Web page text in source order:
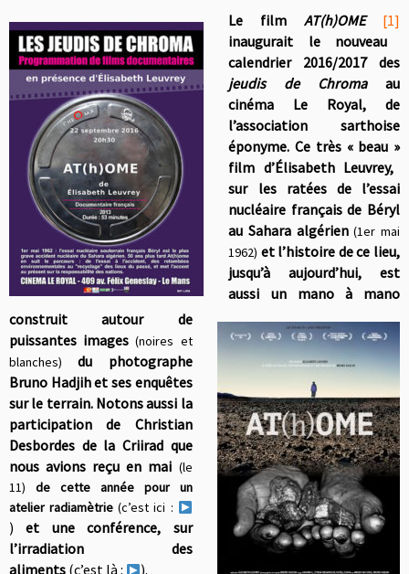
Le filmAT(h)OME [1]
inaugurait le nouveau
calendrier 2016/2017 des
jeudis de Chromaau
cinéma Le Royal, de
l’association sarthoise
éponyme. Ce très «beau »
film d’Élisabeth Leuvrey,
sur les ratées de l’essai
nucléaire français de Béryl
au Sahara algérien(1er mai
1962) et l’histoire de ce lieu,
jusqu’à aujourd’hui, est
aussi un mano à mano
construit autour de
puissantes images(noires et
blanches)
du photographe
Bruno Hadjih et ses enquêtes
sur le terrain. Notons aussi la
participation de Christian
Desbordes de la Criirad que
nous avions reçu en mai (le
11) de cette année pour un
atelier radiamètrie(c’est ici :
)et une conférence, sur
l’irradiation des
aliments (c’est là :
).